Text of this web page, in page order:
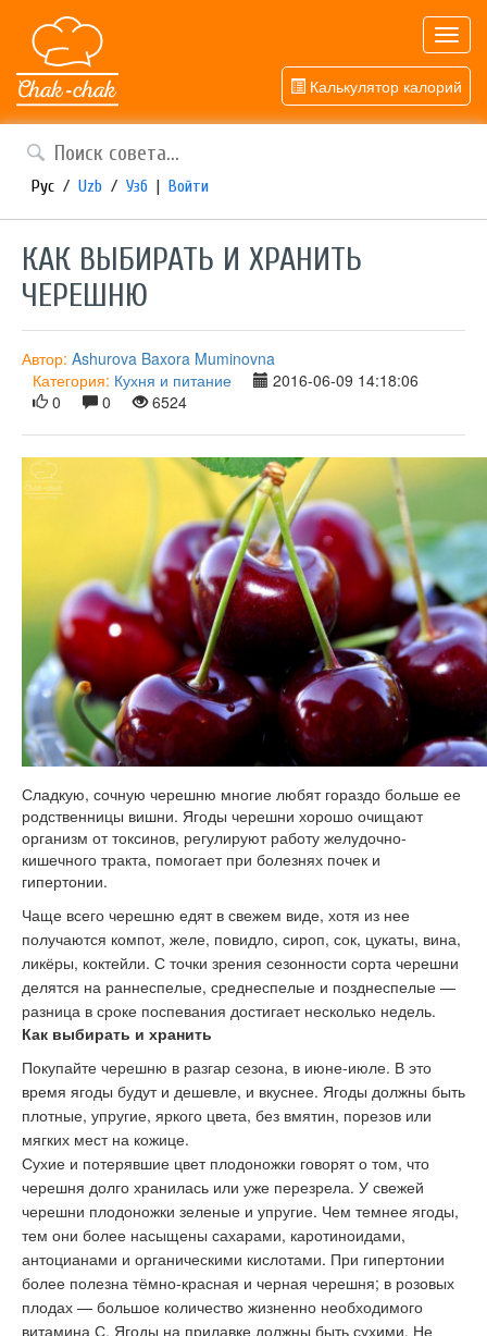
Калькулятор калорий
Рус / Uzb / Узб | Войти
КАК ВЫБИРАТЬ И ХРАНИТЬ
ЧЕРЕШНЮ
Автор: Ashurova Baxora Muminovna
Категория: Кухня и питание
2016-06-09 14:18:06
0
0 6524
Сладкую, сочную черешню многие любят гораздо больше ее
родственницы вишни. Ягоды черешни хорошо очищают
организм от токсинов, регулируют работу желудочно-
кишечного тракта, помогает при болезнях почек и
гипертонии.
Чаще всего черешню едят в свежем виде, хотя из нее
получаются компот, желе, повидло, сироп, сок, цукаты, вина,
ликёры, коктейли. С точки зрения сезонности сорта черешни
делятся на раннеспелые, среднеспелые и позднеспелые —
разница в сроке поспевания достигает несколько недель.
Как выбирать и хранить
Покупайте черешню в разгар сезона, в июне-июле. В это
время ягоды будут и дешевле, и вкуснее. Ягоды должны быть
плотные, упругие, яркого цвета, без вмятин, порезов или
мягких мест на кожице.
Сухие и потерявшие цвет плодоножки говорят о том, что
черешня долго хранилась или уже перезрела. У свежей
черешни плодоножки зеленые и упругие. Чем темнее ягоды,
тем они более насыщены сахарами, каротиноидами,
антоцианами и органическими кислотами. При гипертонии
более полезна тёмно-красная и черная черешня; в розовых
плодах — большое количество жизненно необходимого
витамина С. Ягоды на прилавке должны быть сухими. Не